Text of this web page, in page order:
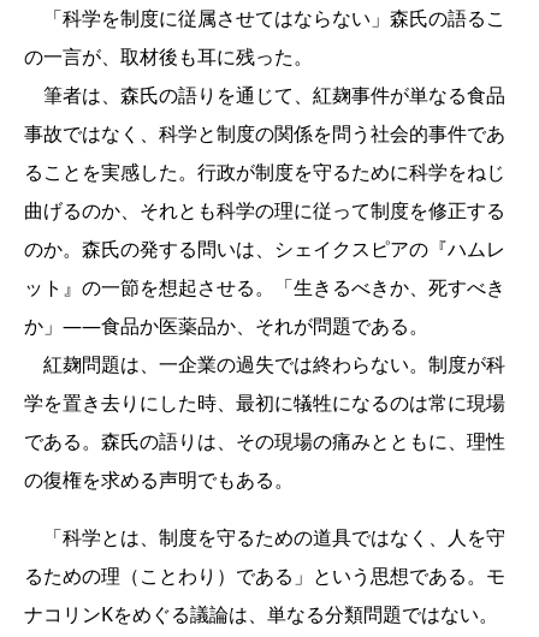
「科学を制度に従属させてはならない」森氏の語るこ
の一言が、取材後も耳に残った。
筆者は、森氏の語りを通じて、紅麹事件が単なる食品
事故ではなく、科学と制度の関係を問う社会的事件であ
ることを実感した。行政が制度を守るために科学をねじ
曲げるのか、それとも科学の理に従って制度を修正する
のか。森氏の発する問いは、シェイクスピアの『ハムレ
ット』の一節を想起させる。「生きるべきか、死すべき
か」――食品か医薬品か、それが問題である。
紅麹問題は、一企業の過失では終わらない。制度が科
学を置き去りにした時、最初に犠牲になるのは常に現場
である。森氏の語りは、その現場の痛みとともに、理性
の復権を求める声明でもある。
「科学とは、制度を守るための道具ではなく、人を守
るための理（ことわり）である」という思想である。モ
ナコリンKをめぐる議論は、単なる分類問題ではない。